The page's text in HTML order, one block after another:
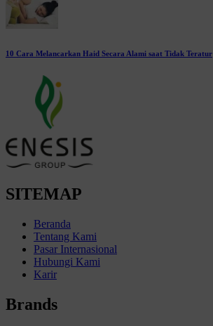
10 Cara Melancarkan Haid Secara Alami saat Tidak Teratur
SITEMAP
Beranda
Tentang Kami
Pasar Internasional
Hubungi Kami
Karir
Brands